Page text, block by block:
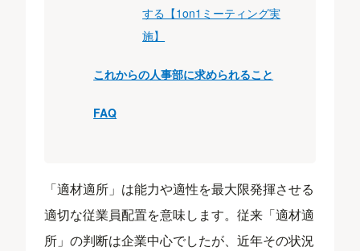
する【1on1ミーティング実
施】
これからの人事部に求められること
FAQ
「適材適所」は能力や適性を最大限発揮させる
適切な従業員配置を意味します。従来「適材適
所」の判断は企業中心でしたが、近年その状況